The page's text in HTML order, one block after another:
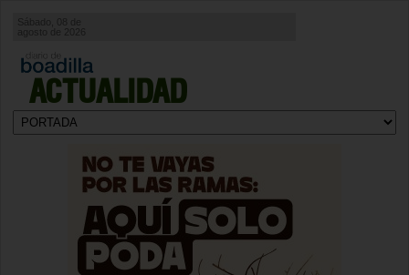
ACTUALIDAD
Sábado, 08 de
agosto de 2026